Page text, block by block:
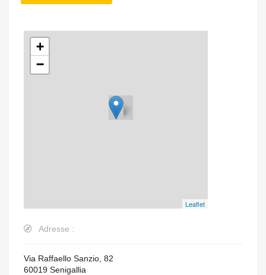
+
−
Leaflet
Adresse :
Via Raffaello Sanzio, 82
60019 Senigallia